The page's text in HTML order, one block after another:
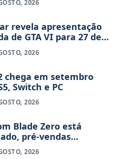
2026
revela apresentação
de GTA VI para 27 de
2026
chega em setembro
Switch e PC
2026
Blade Zero está
pré-vendas
na próxima semana
2026